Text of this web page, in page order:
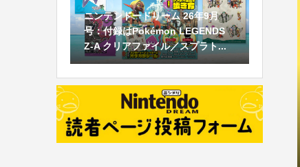
ニンテンドードリーム 26年9月
号：付録はPokémon LEGENDS
Z-A クリアファイル／スプラト...